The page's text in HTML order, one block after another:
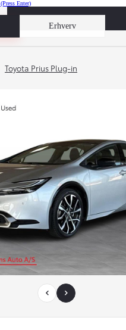
(Press Enter)
Erhverv
Toyota Prius Plug-in